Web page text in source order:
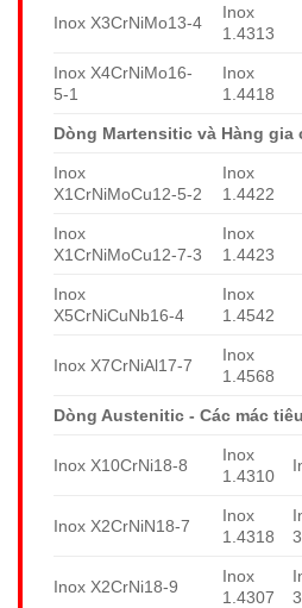
Inox X3CrNiMo13-4
Inox
1.4313
Inox X4CrNiMo16-
5-1
Inox
1.4418
Dòng Martensitic và Hàng
Inox
X1CrNiMoCu12-5-2
Inox
1.4422
Inox
X1CrNiMoCu12-7-3
Inox
1.4423
Inox
X5CrNiCuNb16-4
Inox
1.4542
Inox X7CrNiAl17-7
Inox
1.4568
Dòng Austenitic - Các mác
Inox X10CrNi18-8
Inox
1.4310
Inox X2CrNiN18-7
Inox
1.4318
Inox X2CrNi18-9
Inox
1.4307